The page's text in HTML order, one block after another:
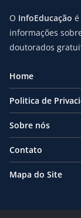
O InfoEducação
informações
doutorados
Home
Politica de
Sobre nós
Contato
Mapa do Site